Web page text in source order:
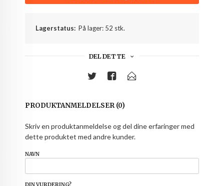
Lagerstatus: På lager: 52 stk.
DEL DETTE
PRODUKTANMELDELSER (0)
Skriv en produktanmeldelse og del dine erfaringer med
dette produktet med andre kunder.
NAVN
DIN VURDERING?